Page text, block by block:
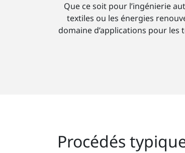
Que ce soit pour l’ingénierie
textiles ou les énergies
domaine d’applications pour
Procédés